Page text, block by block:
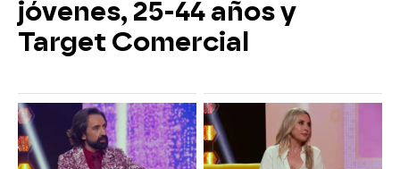
jóvenes, 25-44 años y
Target Comercial